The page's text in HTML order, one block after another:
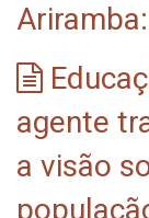
agente
a visão